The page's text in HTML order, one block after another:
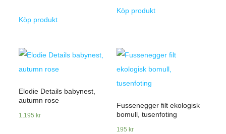
Köp produkt
Köp produkt
Elodie Details babynest,
autumn rose
1,195 kr
Fussenegger filt ekologisk
bomull, tusenfoting
195 kr